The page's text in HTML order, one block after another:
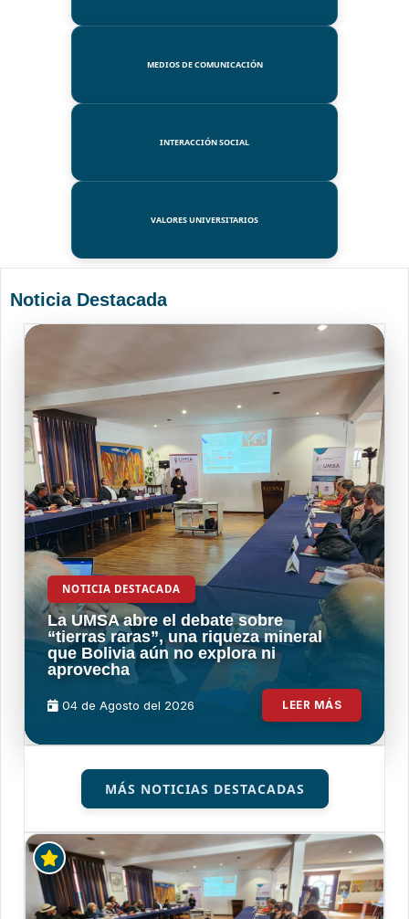
MEDIOS DE COMUNICACIÓN
INTERACCIÓN SOCIAL
VALORES UNIVERSITARIOS
Noticia Destacada
NOTICIA DESTACADA
La UMSA abre el debate sobre
“tierras raras”, una riqueza mineral
que Bolivia aún no explora ni
aprovecha
04 de Agosto del 2026 LEER MÁS
MÁS NOTICIAS DESTACADAS